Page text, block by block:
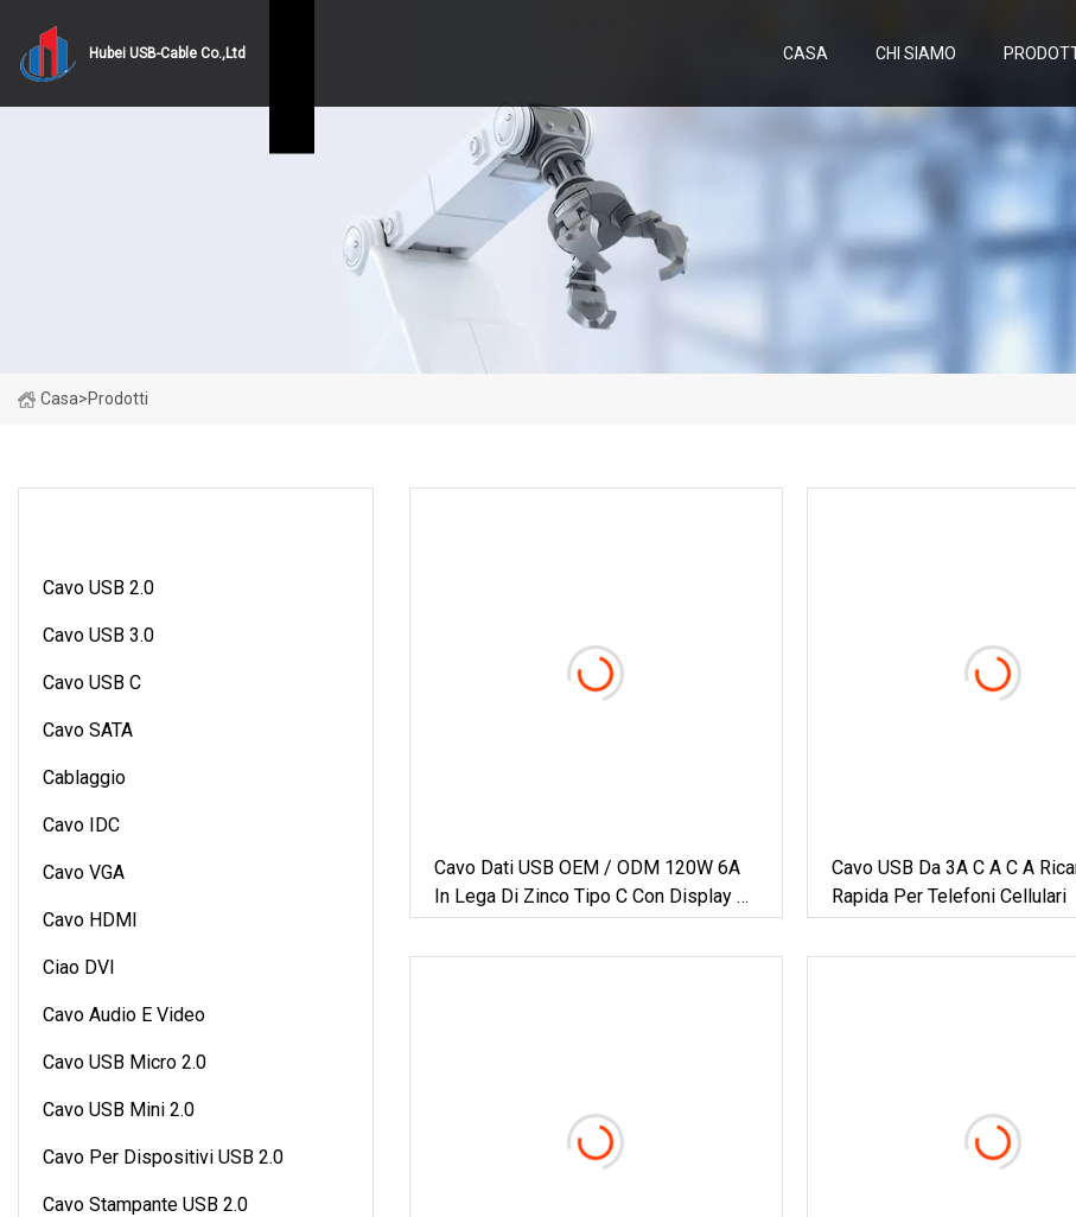
Hubei USB-Cable Co.,Ltd CASA CHI SIAMO
Casa>Prodotti
Cavo USB 2.0
Cavo USB 3.0
Cavo USB C
Cavo SATA
Cablaggio
Cavo IDC
Cavo VGA
Cavo HDMI
Ciao DVI
Cavo Audio E Video
Cavo USB Micro 2.0
Cavo USB Mini 2.0
Cavo Per Dispositivi USB 2.0
Cavo Stampante USB 2.0
Cavo Dati USB OEM / ODM 120W 6A
In Lega Di Zinco Tipo C Con Display A
LED Addensato Cavo Dati Di Ricarica
Veloce Per Telefono
Cavo USB Da 3A C A C A
Rapida Per Telefoni Cellulari